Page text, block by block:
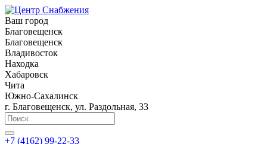
Ваш город
Благовещенск
Благовещенск
Владивосток
Находка
Хабаровск
Чита
Южно-Сахалинск
г. Благовещенск, ул. Раздольная, 33
+7 (4162) 99-22-33